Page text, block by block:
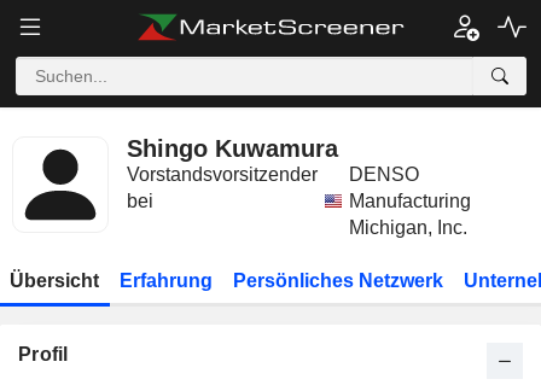
Shingo Kuwamura
Vorstandsvorsitzender
bei
DENSO
Manufacturing
Michigan, Inc.
Übersicht Erfahrung Persönliches Netzwerk
Profil